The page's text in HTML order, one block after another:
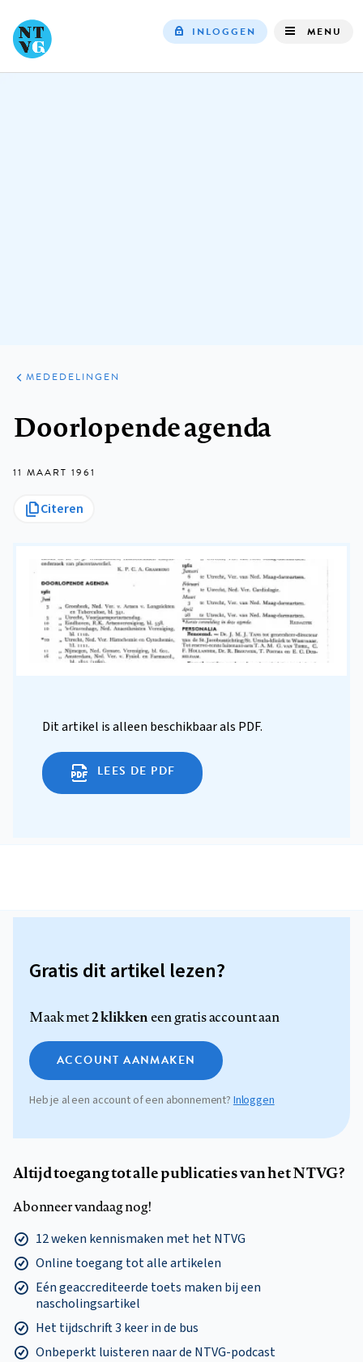
INLOGGEN MENU
ARTIKELEN
VARIA
MEDEDELINGEN
Doorlopende agenda
11 MAART 1961
Citeren
Dit artikel is alleen beschikbaar als PDF.
LEES DE PDF
Gratis dit artikel lezen?
Maak met2 klikkeneen gratis account aan
ACCOUNT AANMAKEN
Heb je al een account of een abonnement? Inloggen
Altijd toegang tot alle publicaties van het NTVG?
Abonneer vandaag nog!
12 weken kennismaken met het NTVG
Online toegang tot alle artikelen
Eén geaccrediteerde toets maken bij een
nascholingsartikel
Het tijdschrift 3 keer in de bus
Onbeperkt luisteren naar de NTVG-podcast